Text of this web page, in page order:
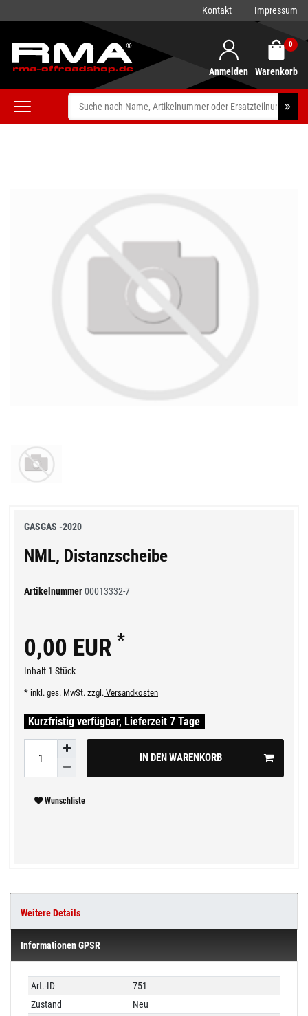
Kontakt Impressum
Anmelden
0
Warenkorb
GASGAS -2020
NML, Distanzscheibe
Artikelnummer00013332-7
0,00 EUR *
Inhalt 1 Stück
* inkl. ges. MwSt. zzgl. Versandkosten
Kurzfristig verfügbar, Lieferzeit 7 Tage
IN DEN WARENKORB
Wunschliste
Weitere Details
Informationen GPSR
Technisches
Merkmal
Wert
Art.-ID
751
Zustand
Neu